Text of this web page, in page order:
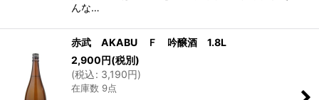
んな…
赤武 AKABU Ｆ 吟醸酒 1.8L
2,900円(税別)
(税込: 3,190円)
在庫数 9点